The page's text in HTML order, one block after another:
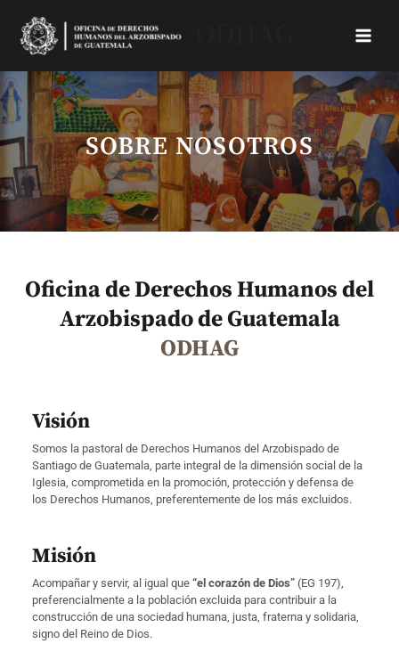
content
Menu
SOBRE NOSOTROS
Oficina de Derechos Humanos del
Arzobispado de Guatemala
ODHAG
Visión
Somos la pastoral de Derechos Humanos del Arzobispado de
Santiago de Guatemala, parte integral de la dimensión social de la
Iglesia, comprometida en la promoción, protección y defensa de
los Derechos Humanos, preferentemente de los más excluidos.
Misión
Acompañar y servir, al igual que “el corazón de Dios” (EG 197),
preferencialmente a la población excluida para contribuir a la
construcción de una sociedad humana, justa, fraterna y solidaria,
signo del Reino de Dios.